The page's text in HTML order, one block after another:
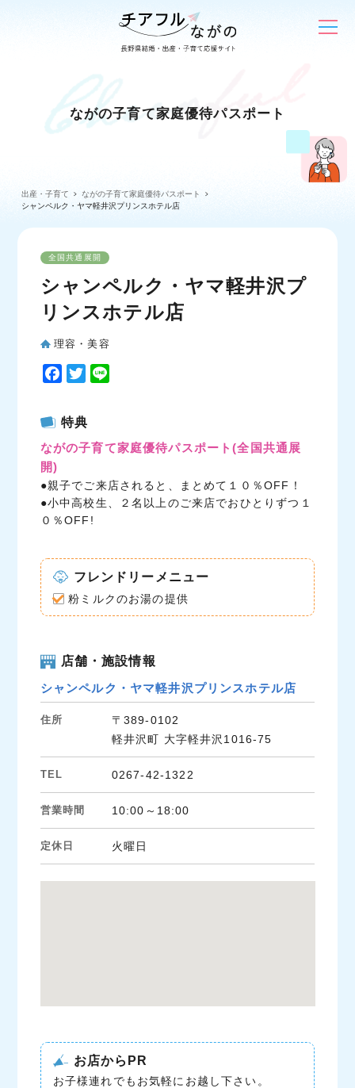
ながの子育て家庭優待パスポート
出産・子育て
ながの子育て家庭優待パスポート
シャンペルク・ヤマ軽井沢プリンスホテル店
全国共通展開
シャンペルク・ヤマ軽井沢プ
リンスホテル店
理容・美容
F
e
b
o
k
T
t
t
r
特典
ながの子育て家庭優待パスポート(全国共通展
開)
●親子でご来店されると、まとめて１０％OFF！
●小中高校生、２名以上のご来店でおひとりずつ１
０％OFF!
フレンドリーメニュー
粉ミルクのお湯の提供
店舗・施設情報
シャンペルク・ヤマ軽井沢プリンスホテル店
住所
〒389-0102
軽井沢町 大字軽井沢1016-75
TEL 0267-42-1322
営業時間 10:00～18:00
定休日 火曜日
お店からPR
お子様連れでもお気軽にお越し下さい。